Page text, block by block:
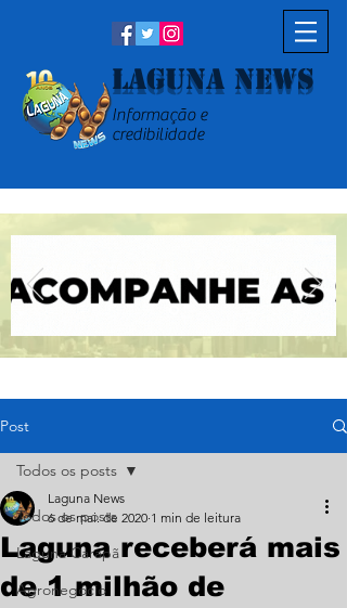
Laguna News
Informação e
credibilidade
Post
Todos os posts
Laguna Carapã
Agronegócio
Todos os posts
Laguna receberá mais
de 1 milhão de
Laguna News
6 de mai. de 2020 1 min de leitura